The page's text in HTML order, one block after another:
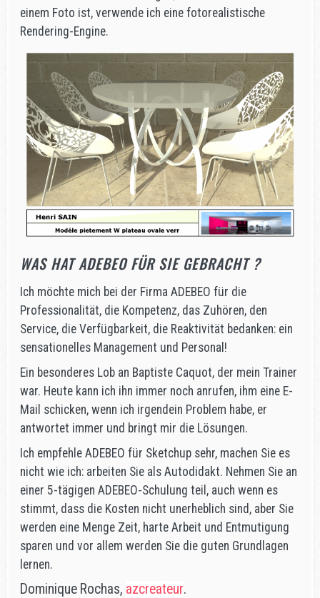
einem Foto ist, verwende ich eine fotorealistische
Rendering-Engine.
WAS HAT ADEBEO FÜR SIE GEBRACHT ?
Ich möchte mich bei der Firma ADEBEO für die
Professionalität, die Kompetenz, das Zuhören, den
Service, die Verfügbarkeit, die Reaktivität bedanken: ein
sensationelles Management und Personal!
Ein besonderes Lob an Baptiste Caquot, der mein Trainer
war. Heute kann ich ihn immer noch anrufen, ihm eine E-
Mail schicken, wenn ich irgendein Problem habe, er
antwortet immer und bringt mir die Lösungen.
Ich empfehle ADEBEO für Sketchup sehr, machen Sie es
nicht wie ich: arbeiten Sie als Autodidakt. Nehmen Sie an
einer 5-tägigen ADEBEO-Schulung teil, auch wenn es
stimmt, dass die Kosten nicht unerheblich sind, aber Sie
werden eine Menge Zeit, harte Arbeit und Entmutigung
sparen und vor allem werden Sie die guten Grundlagen
lernen.
Dominique Rochas, azcreateur.